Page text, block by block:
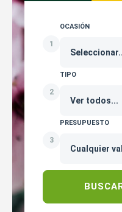
1
OCASIÓN
2
TIPO
3
PRESUPUESTO